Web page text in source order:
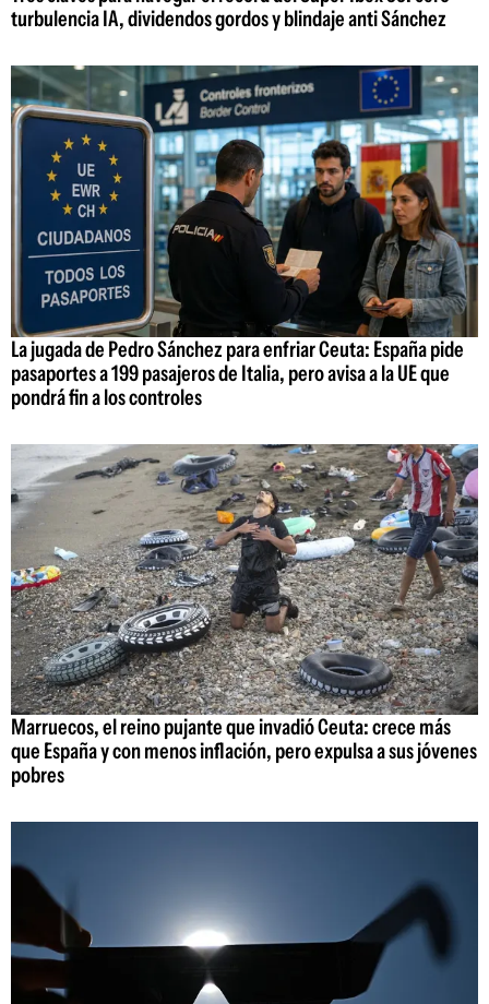
turbulencia IA, dividendos gordos y blindaje anti Sánchez
La jugada de Pedro Sánchez para enfriar Ceuta: España pide
pasaportes a 199 pasajeros de Italia, pero avisa a la UE que
pondrá fin a los controles
Marruecos, el reino pujante que invadió Ceuta: crece más
que España y con menos inflación, pero expulsa a sus jóvenes
pobres